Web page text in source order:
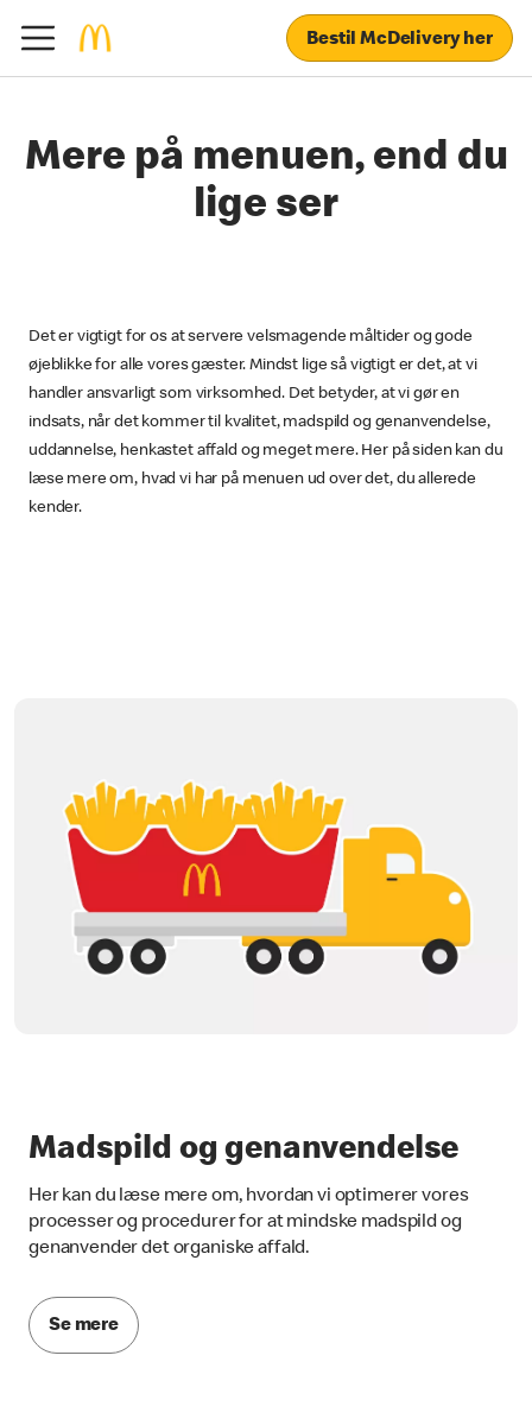
Bestil McDelivery her
Mere på menuen, end du
lige ser
Det er vigtigt for os at servere velsmagende måltider og gode
øjeblikke for alle vores gæster. Mindst lige så vigtigt er det, at vi
handler ansvarligt som virksomhed. Det betyder, at vi gør en
indsats, når det kommer til kvalitet, madspild og genanvendelse,
uddannelse, henkastet affald og meget mere. Her på siden kan du
læse mere om, hvad vi har på menuen ud over det, du allerede
kender.
Madspild og genanvendelse
Her kan du læse mere om, hvordan vi optimerer vores
processer og procedurer for at mindske madspild og
genanvender det organiske affald.
Se mere